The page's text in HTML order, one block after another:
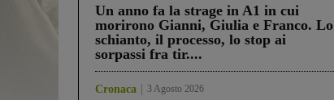
Un anno fa la strage in A1 in cui
morirono Gianni, Giulia e Franco. Lo
schianto, il processo, lo stop ai
sorpassi fra tir....
Cronaca 3 Agosto 2026